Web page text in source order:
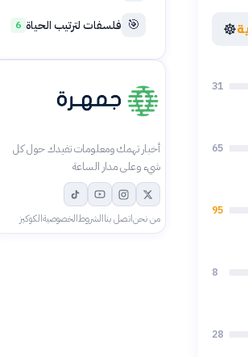
☸️
31
65
95
8
28
🎯 فلسفات لترتيب الحياة 6
أخبار تهمك ومعلومات تفيدك حول كل
شيء وعلى مدار الساعة
من نحناتصل بناالشروطالخصوصيةالكوكيز